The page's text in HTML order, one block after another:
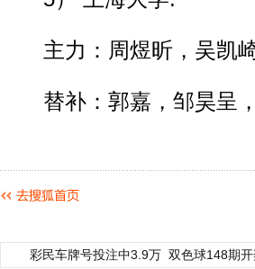
主力：周煜昕，吴凯崎
替补：郭嘉，邹昊呈
彩民车牌号投注中3.9万 双色球148期